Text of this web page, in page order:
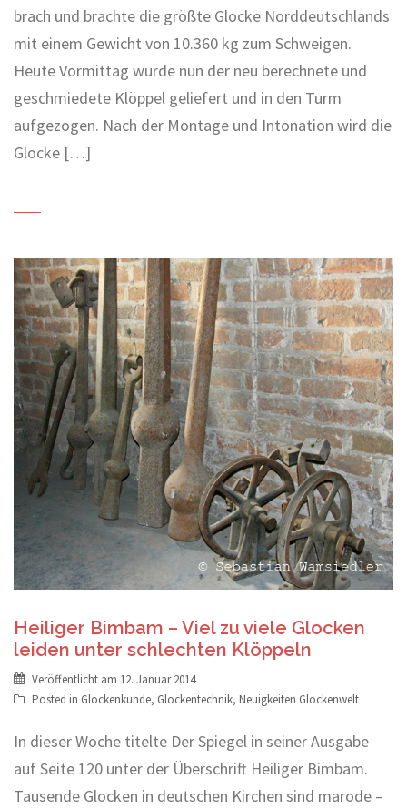
brach und brachte die größte Glocke Norddeutschlands
mit einem Gewicht von 10.360 kg zum Schweigen.
Heute Vormittag wurde nun der neu berechnete und
geschmiedete Klöppel geliefert und in den Turm
aufgezogen. Nach der Montage und Intonation wird die
Glocke […]
Heiliger Bimbam – Viel zu viele Glocken
leiden unter schlechten Klöppeln
Veröffentlicht am 12. Januar 2014
Posted in Glockenkunde, Glockentechnik, Neuigkeiten Glockenwelt
In dieser Woche titelte Der Spiegel in seiner Ausgabe
auf Seite 120 unter der Überschrift Heiliger Bimbam.
Tausende Glocken in deutschen Kirchen sind marode –